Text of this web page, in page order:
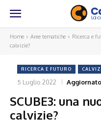
Home Aree tematiche Ricerca e
calvizie?
RICERCA E FUTURO
5 Luglio 2022
SCUBE3: una
calvizie?